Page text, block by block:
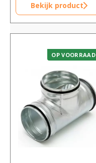
Bekijk product
OP VOORRAAD